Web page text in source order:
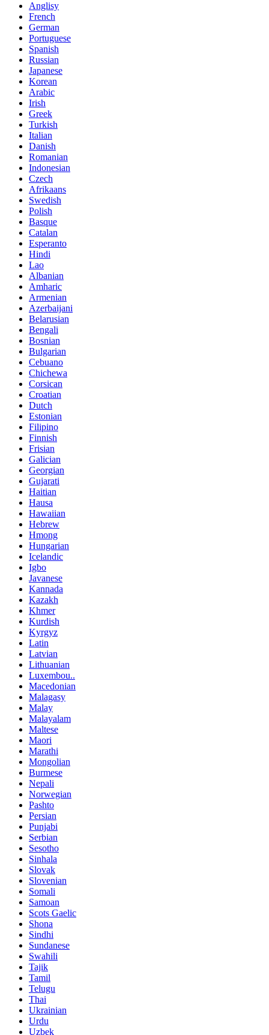
Anglisy
French
German
Portuguese
Spanish
Russian
Japanese
Korean
Arabic
Irish
Greek
Turkish
Italian
Danish
Romanian
Indonesian
Czech
Afrikaans
Swedish
Polish
Basque
Catalan
Esperanto
Hindi
Lao
Albanian
Amharic
Armenian
Azerbaijani
Belarusian
Bengali
Bosnian
Bulgarian
Cebuano
Chichewa
Corsican
Croatian
Dutch
Estonian
Filipino
Finnish
Frisian
Galician
Georgian
Gujarati
Haitian
Hausa
Hawaiian
Hebrew
Hmong
Hungarian
Icelandic
Igbo
Javanese
Kannada
Kazakh
Khmer
Kurdish
Kyrgyz
Latin
Latvian
Lithuanian
Luxembou..
Macedonian
Malagasy
Malay
Malayalam
Maltese
Maori
Marathi
Mongolian
Burmese
Nepali
Norwegian
Pashto
Persian
Punjabi
Serbian
Sesotho
Sinhala
Slovak
Slovenian
Somali
Samoan
Scots Gaelic
Shona
Sindhi
Sundanese
Swahili
Tajik
Tamil
Telugu
Thai
Ukrainian
Urdu
Uzbek